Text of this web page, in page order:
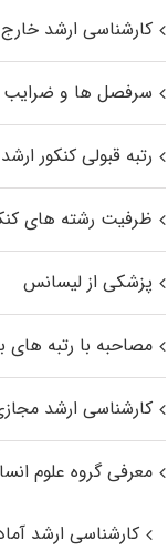
کارشناسی ارشد
سرفصل ها و ضرایب
رتبه قبولی کنکور ارشد
ظرفیت رشته های
پزشکی از لیسانس
مصاحبه با رتبه های
کارشناسی ارشد
معرفی گروه علوم
کارشناسی ارشد